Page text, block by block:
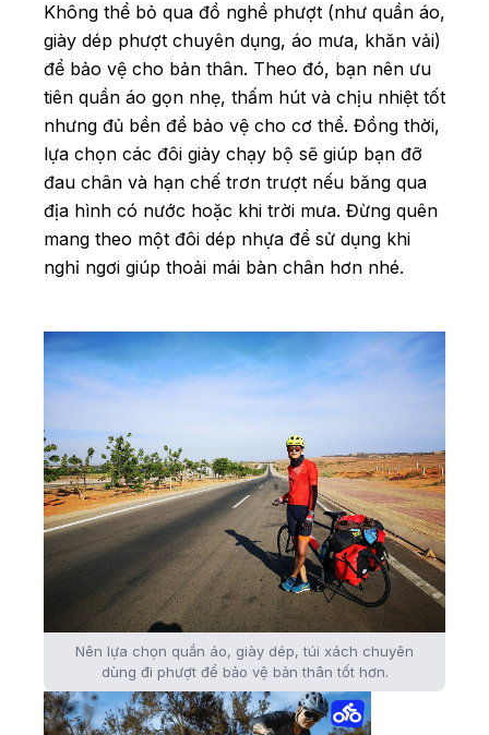
Không thể bỏ qua đồ nghề phượt (như quần áo,
giày dép phượt chuyên dụng, áo mưa, khăn vải)
để bảo vệ cho bản thân. Theo đó, bạn nên ưu
tiên quần áo gọn nhẹ, thấm hút và chịu nhiệt tốt
nhưng đủ bền để bảo vệ cho cơ thể. Đồng thời,
lựa chọn các đôi giày chạy bộ sẽ giúp bạn đỡ
đau chân và hạn chế trơn trượt nếu băng qua
địa hình có nước hoặc khi trời mưa. Đừng quên
mang theo một đôi dép nhựa để sử dụng khi
nghỉ ngơi giúp thoải mái bàn chân hơn nhé.
Nên lựa chọn quần áo, giày dép, túi xách chuyên
dùng đi phượt để bảo vệ bản thân tốt hơn.